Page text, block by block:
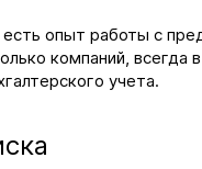
опыт работы с
компаний, всегда
учета.